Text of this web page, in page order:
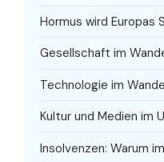
Hormus wird
Gesellschaft im
Technologie im
Kultur und Medien im
Insolvenzen: Warum